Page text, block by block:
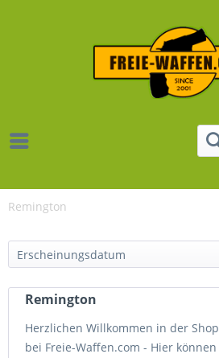
Remington
Remington
Herzlichen Willkommen in der
bei Freie-Waffen.com - Hier